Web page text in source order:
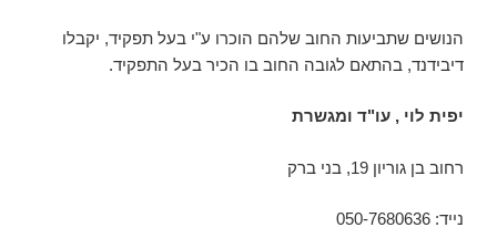
הנושים שתביעות החוב שלהם הוכרו ע"י בעל תפקיד, יקבלו
דיבידנד, בהתאם לגובה החוב בו הכיר בעל התפקיד.
יפית לוי , עו"ד ומגשרת
רחוב בן גוריון 19, בני ברק
נייד: 050-7680636